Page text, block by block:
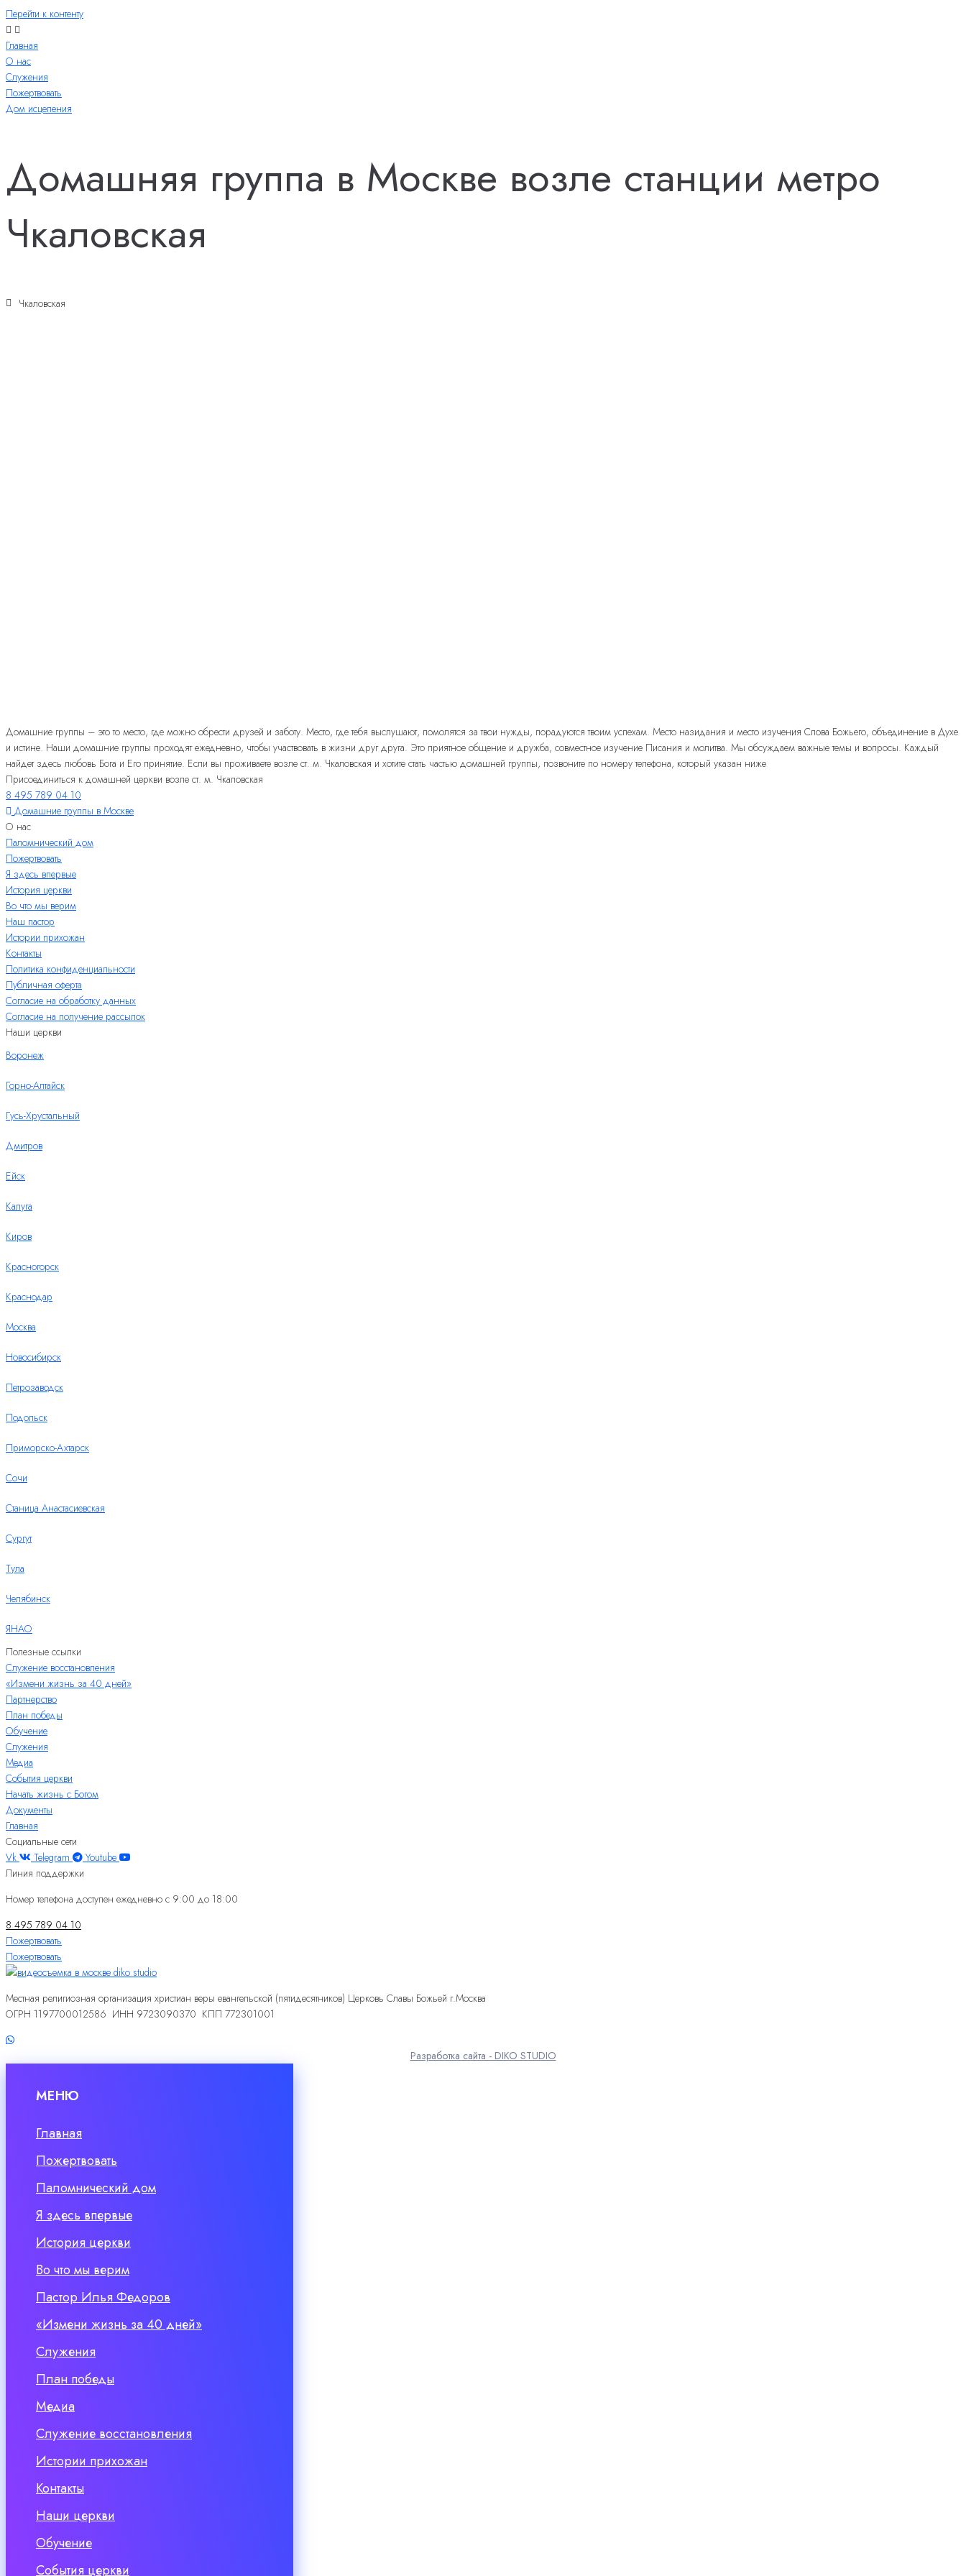
Перейти к контенту
Главная
О нас
Служения
Пожертвовать
Дом исцеления
Домашняя группа в Москве возле станции метро
Чкаловская
Чкаловская
Домашние группы – это то место, где можно обрести друзей и заботу. Место, где тебя выслушают, помолятся за твои нужды, порадуются твоим успехам. Место назидания и место изучения Слова Божьего, объединение в Духе
и истине. Наши домашние группы проходят ежедневно, чтобы участвовать в жизни друг друга. Это приятное общение и дружба, совместное изучение Писания и молитва. Мы обсуждаем важные темы и вопросы. Каждый
найдет здесь любовь Бога и Его принятие. Если вы проживаете возле ст. м. Чкаловская и хотите стать частью домашней группы, позвоните по номеру телефона, который указан ниже
Присоединиться к домашней церкви возле ст. м. Чкаловская
8 495 789 04 10
Домашние группы в Москве
О нас
Паломнический дом
Пожертвовать
Я здесь впервые
История церкви
Во что мы верим
Наш пастор
Истории прихожан
Контакты
Политика конфиденциальности
Публичная оферта
Согласие на обработку данных
Согласие на получение рассылок
Наши церкви
Воронеж
Горно-Алтайск
Гусь-Хрустальный
Дмитров
Ейск
Калуга
Киров
Красногорск
Краснодар
Москва
Новосибирск
Петрозаводск
Подольск
Приморско-Ахтарск
Сочи
Станица Анастасиевская
Сургут
Тула
Челябинск
ЯНАО
Полезные ссылки
Служение восстановления
«Измени жизнь за 40 дней»
Партнерство
План победы
Обучение
Служения
Медиа
События церкви
Начать жизнь с Богом
Документы
Главная
Социальные сети
Vk
Telegram
Youtube
Линия поддержки
Номер телефона доступен ежедневно с 9:00 до 18:00
8 495 789 04 10
Пожертвовать
Пожертвовать
Местная религиозная организация христиан веры евангельской (пятидесятников) Церковь Славы Божьей г.Москва
ОГРН 1197700012586 ИНН 9723090370 КПП 772301001
Разработка сайта - DIKO STUDIO
МЕНЮ
Главная
Пожертвовать
Паломнический дом
Я здесь впервые
История церкви
Во что мы верим
Пастор Илья Федоров
«Измени жизнь за 40 дней»
Служения
План победы
Медиа
Служение восстановления
Истории прихожан
Контакты
Наши церкви
Обучение
События церкви